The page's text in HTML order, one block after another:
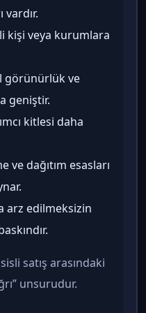
kişi veya kurumlara
görünürlük ve
geniştir.
kitlesi daha
ve dağıtım esasları
arz edilmeksizin
satış arasındaki
unsurudur.